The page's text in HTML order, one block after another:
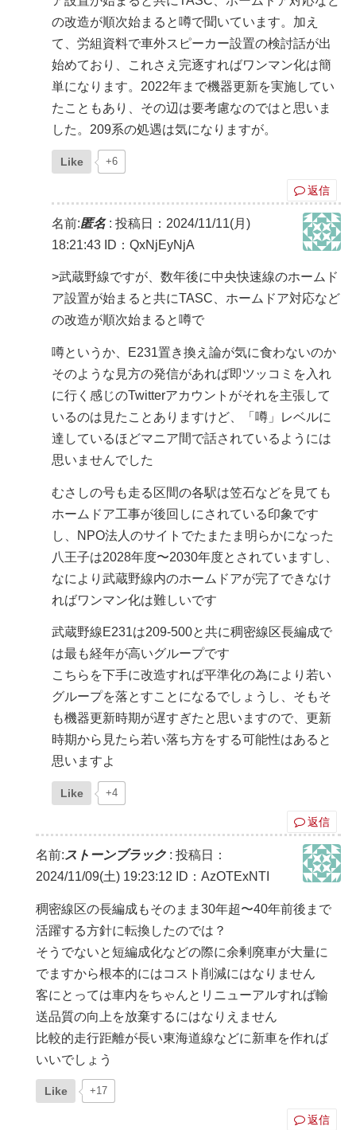
の改造が順次始まると噂で聞いています。加え
て、労組資料で車外スピーカー設置の検討話が出
始めており、これさえ完逐すればワンマン化は簡
単になります。2022年まで機器更新を実施してい
たこともあり、その辺は要考慮なのではと思いま
した。209系の処遇は気になりますが。
Like +6
返信
名前:匿名: 投稿日：2024/11/11(月)
18:21:43 ID：QxNjEyNjA
>武蔵野線ですが、数年後に中央快速線のホームド
ア設置が始まると共にTASC、ホームドア対応など
の改造が順次始まると噂で
噂というか、E231置き換え論が気に食わないのか
そのような見方の発信があれば即ツッコミを入れ
に行く感じのTwitterアカウントがそれを主張して
いるのは見たことありますけど、「噂」レベルに
達しているほどマニア間で話されているようには
思いませんでした
むさしの号も走る区間の各駅は笠石などを見ても
ホームドア工事が後回しにされている印象です
し、NPO法人のサイトでたまたま明らかになった
八王子は2028年度〜2030年度とされていますし、
なにより武蔵野線内のホームドアが完了できなけ
ればワンマン化は難しいです
武蔵野線E231は209-500と共に稠密線区長編成で
は最も経年が高いグループです
こちらを下手に改造すれば平準化の為により若い
グループを落とすことになるでしょうし、そもそ
も機器更新時期が遅すぎたと思いますので、更新
時期から見たら若い落ち方をする可能性はあると
思いますよ
Like +4
返信
名前:ストーンブラック : 投稿日：
2024/11/09(土) 19:23:12
ID：AzOTExNTI
稠密線区の長編成もそのまま30年超〜40年前後まで
活躍する方針に転換したのでは？
そうでないと短編成化などの際に余剰廃車が大量に
でますから根本的にはコスト削減にはなりません
客にとっては車内をちゃんとリニューアルすれば輸
送品質の向上を放棄するにはなりえません
比較的走行距離が長い東海道線などに新車を作れば
いいでしょう
Like +17
返信